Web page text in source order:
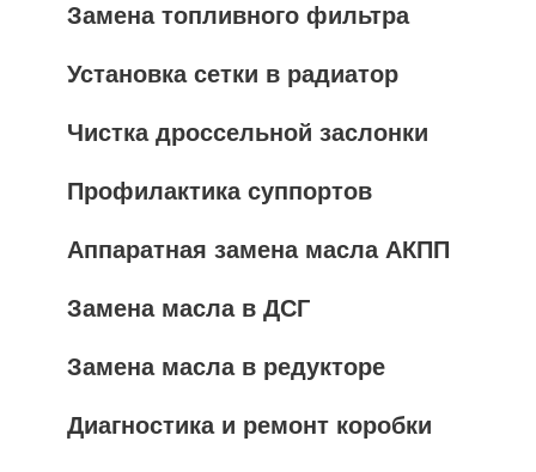
Замена топливного фильтра
Установка сетки в радиатор
Чистка дроссельной заслонки
Профилактика суппортов
Аппаратная замена масла АКПП
Замена масла в ДСГ
Замена масла в редукторе
Диагностика и ремонт коробки